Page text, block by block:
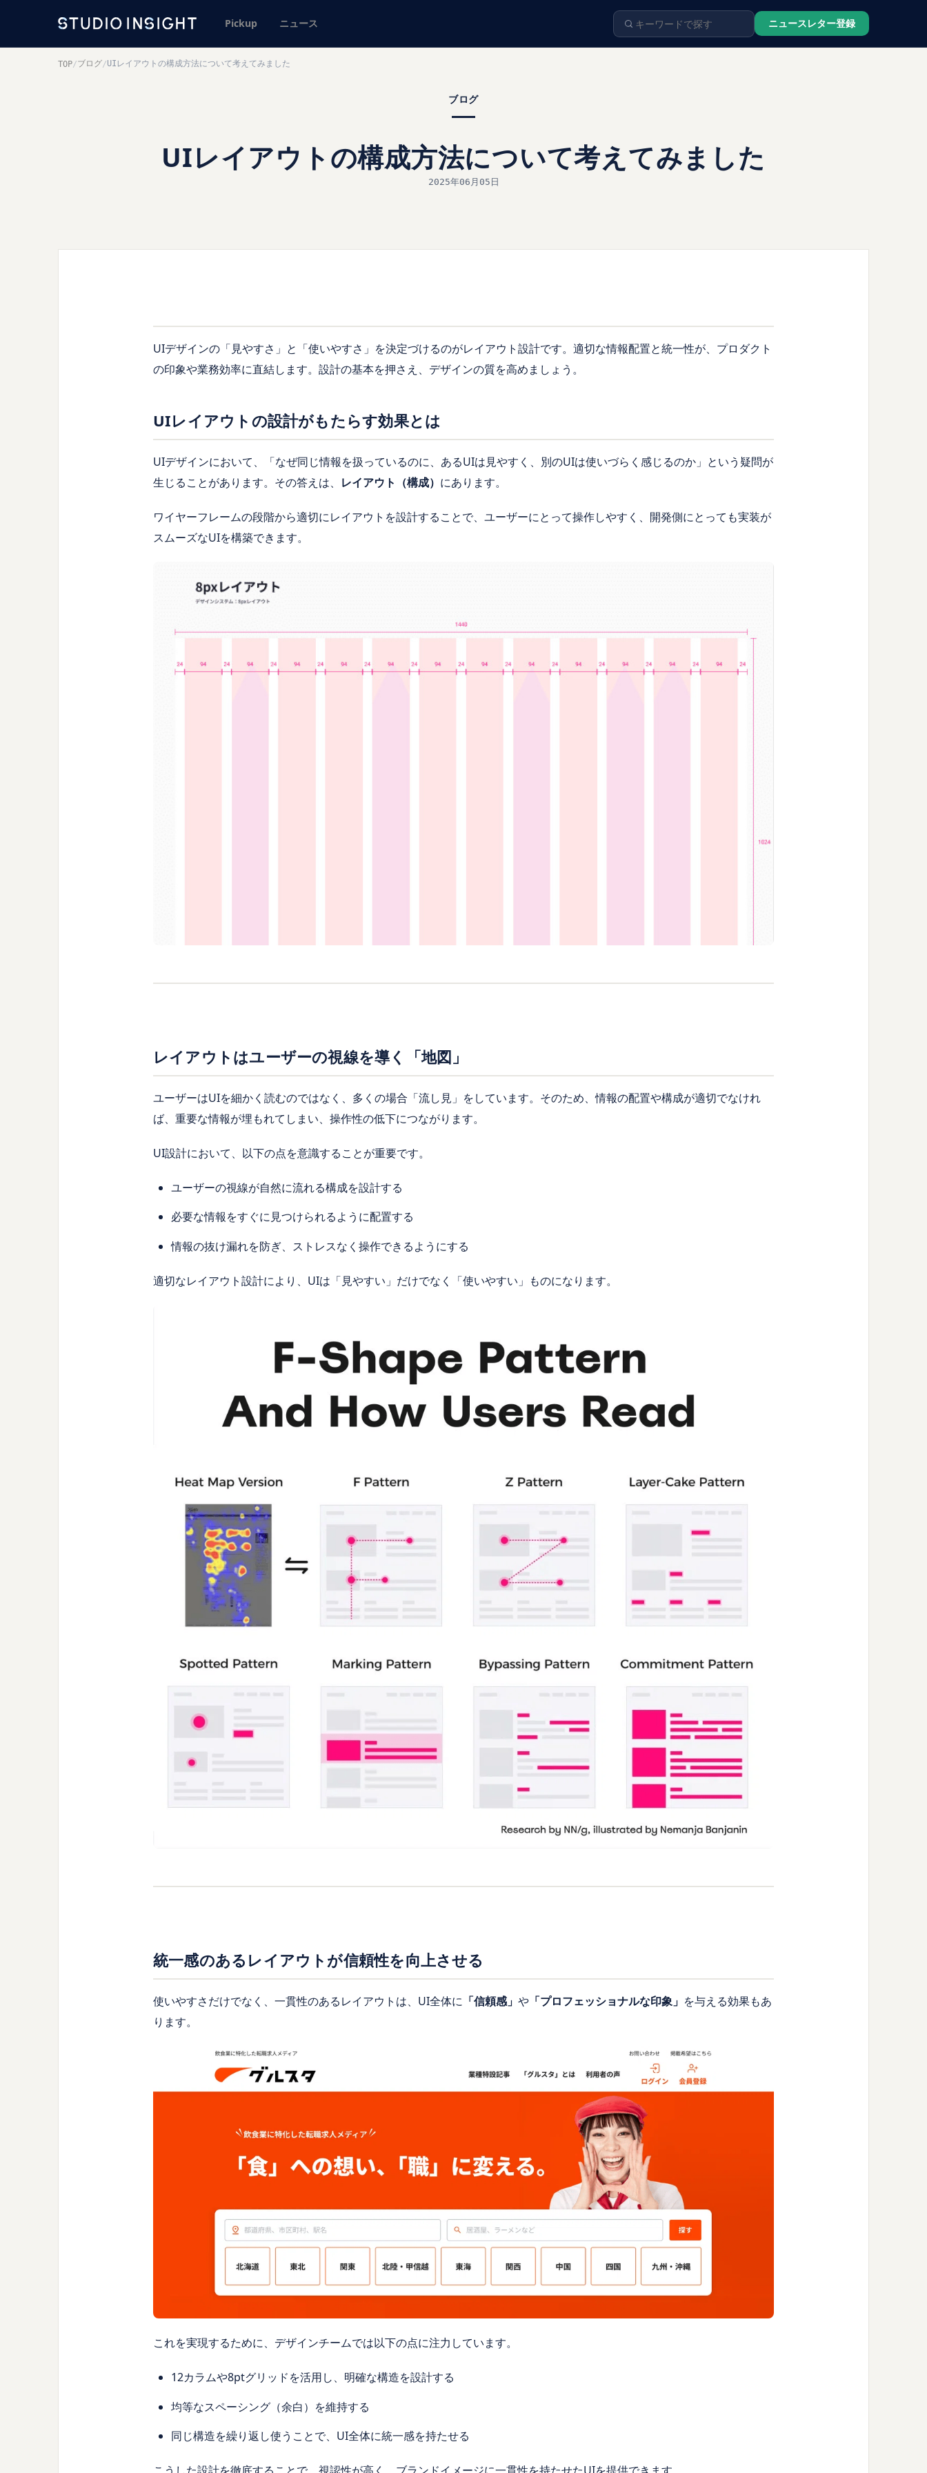
Pickup ニュース ニュースレター登録
TOP/ブログ/UIレイアウトの構成方法について考えてみました
ブログ
UIレイアウトの構成方法について考えてみました
2025年06月05日
UIデザインの「見やすさ」と「使いやすさ」を決定づけるのがレイアウト設計です。適切な情報配置と統一性が、プロダクト
の印象や業務効率に直結します。設計の基本を押さえ、デザインの質を高めましょう。
UIレイアウトの設計がもたらす効果とは
UIデザインにおいて、「なぜ同じ情報を扱っているのに、あるUIは見やすく、別のUIは使いづらく感じるのか」という疑問が
生じることがあります。その答えは、 レイアウト（構成） にあります。
ワイヤーフレームの段階から適切にレイアウトを設計することで、ユーザーにとって操作しやすく、開発側にとっても実装が
スムーズなUIを構築できます。
レイアウトはユーザーの視線を導く「地図」
ユーザーはUIを細かく読むのではなく、多くの場合「流し見」をしています。そのため、情報の配置や構成が適切でなけれ
ば、重要な情報が埋もれてしまい、操作性の低下につながります。
UI設計において、以下の点を意識することが重要です。
ユーザーの視線が自然に流れる構成を設計する
必要な情報をすぐに見つけられるように配置する
情報の抜け漏れを防ぎ、ストレスなく操作できるようにする
適切なレイアウト設計により、UIは「見やすい」だけでなく「使いやすい」ものになります。
統一感のあるレイアウトが信頼性を向上させる
使いやすさだけでなく、一貫性のあるレイアウトは、UI全体に 「信頼感」 や 「プロフェッショナルな印象」 を与える効果もあ
ります。
これを実現するために、デザインチームでは以下の点に注力しています。
12カラムや8ptグリッドを活用し、明確な構造を設計する
均等なスペーシング（余白）を維持する
同じ構造を繰り返し使うことで、UI全体に統一感を持たせる